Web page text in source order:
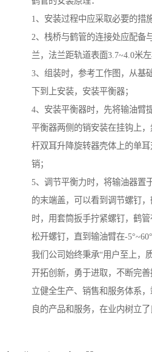
1、安装过程中应采取必要的措
2、栈桥与鹤管的连接处应配备
兰，法兰距轨道表面3.7~4.0米左
3、组装时，参考工作图，从基
下到上安装，安装平衡器；
4、安装平衡器时，先将输油臂
平衡器两侧的销安装在挂钩上
杆双耳升降旋转器壳体上的单
销；
5、调节平衡力时，将输油器置
的末端盖，可以看到调节螺钉
时，用套筒扳手拧紧螺钉，鹤管
松开螺钉，直到输油臂在-
我们公司始终秉承“用户至上，
开拓创新，勇于进取，不断完
立健全生产、销售和服务体系
良的产品和服务，在业内树立了